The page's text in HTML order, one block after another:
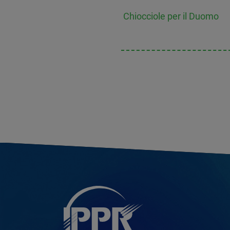
Chiocciole per il Duomo